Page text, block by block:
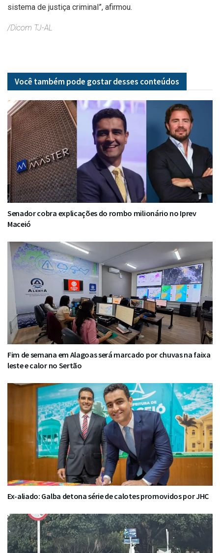
sistema de justiça criminal”, afirmou.
/Dicom TJ-AL
Você também pode gostar desses conteúdos
Senador cobra explicações do rombo milionário no Iprev
Maceió
Fim de semana em Alagoas será marcado por chuvas na faixa
leste e calor no Sertão
Ex-aliado: Galba detona série de calotes promovidos por JHC